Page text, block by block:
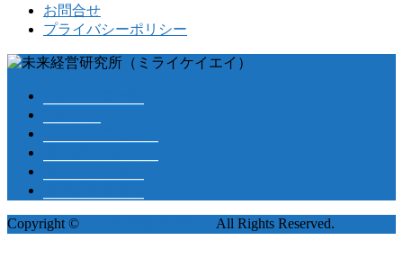
お問合せ
プライバシーポリシー
Copyright © All Rights Reserved.